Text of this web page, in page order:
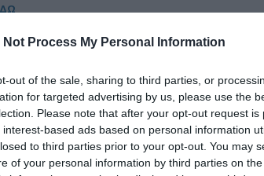
Not Process My Personal Information
out of the sale, sharing to third parties, or
for targeted advertising by us, please use the
Please note that after your opt-out request is
based ads based on personal information
to third parties prior to your opt-out. You may
of your personal information by third parties on the